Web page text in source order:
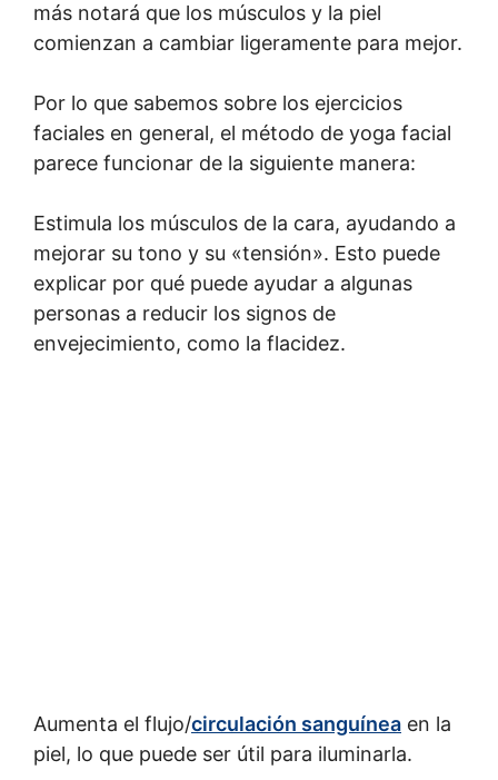
más notará que los músculos y la piel
comienzan a cambiar ligeramente para mejor.
Por lo que sabemos sobre los ejercicios
faciales en general, el método de yoga facial
parece funcionar de la siguiente manera:
Estimula los músculos de la cara, ayudando a
mejorar su tono y su «tensión». Esto puede
explicar por qué puede ayudar a algunas
personas a reducir los signos de
envejecimiento, como la flacidez.
Aumenta el flujo/circulación sanguínea en la
piel, lo que puede ser útil para iluminarla.